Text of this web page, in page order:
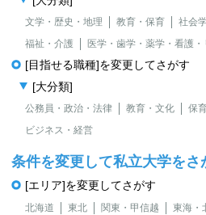
文学・歴史・地理 教育・保育
社会
福祉・介護
医学・歯学・薬学・看護・
[目指せる職種]を変更してさがす
[大分類]
公務員・政治・法律 教育・文化 保
ビジネス・経営
条件を変更して私立大学をさ
[エリア]を変更してさがす
北海道 東北 関東・甲信越 東海・